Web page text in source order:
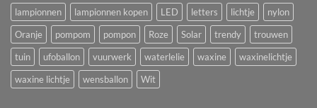
lampionnen
lampionnen kopen LED letters lichtje
nylon
Oranje
pompom pompon Roze Solar trendy
trouwen
tuin
ufoballon vuurwerk waterlelie waxine
waxinelichtje
waxine lichtje
wensballon Wit